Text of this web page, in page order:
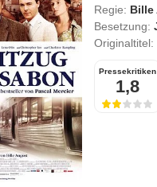
Regie: Bille
Besetzung:
Originaltitel:
Pressekritiken
1,8